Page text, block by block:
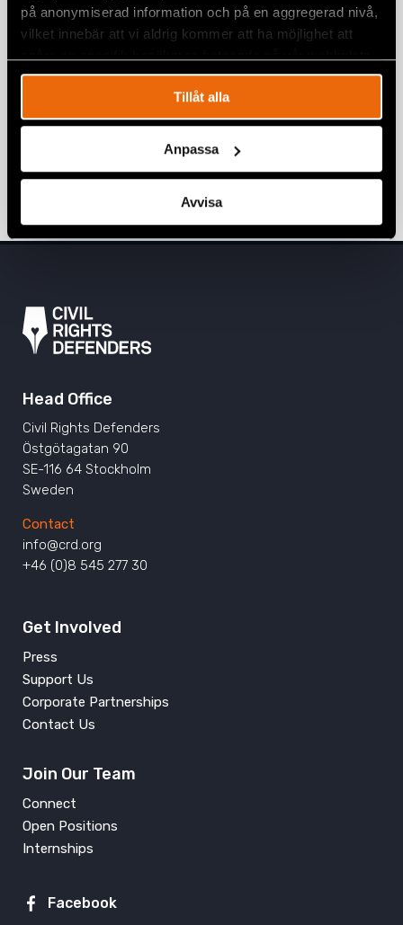
på anonymiserad information och på en aggregerad nivå,
vilket innebär att vi aldrig kommer att ha möjlighet att
Tillåt alla
Anpassa
Avvisa
One year since unjust verdicts against
Viasna members
BELARUS,STATEMENTS 4 March 2024
Nobel Peace Prize laureate Ales
Bialiatski sentenced to 10 years in
Head Office
Civil Rights Defenders
Östgötagatan 90
SE-116 64 Stockholm
Sweden
Contact
info@crd.org
+46 (0)8 545 277 30
Get Involved
Press
Support Us
Corporate Partnerships
Contact Us
Join Our Team
Connect
Open Positions
Internships
Facebook